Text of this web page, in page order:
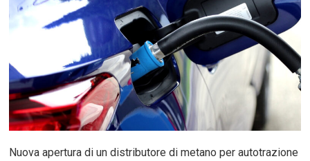
Nuova apertura di un distributore di metano per autotrazione